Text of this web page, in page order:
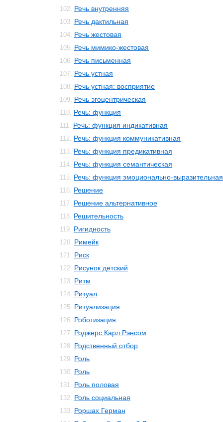
102. Речь внутренняя
103. Речь дактильная
104. Речь жестовая
105. Речь мимико-жестовая
106. Речь письменная
107. Речь устная
108. Речь устная: восприятие
109. Речь эгоцентрическая
110. Речь: функция
111. Речь: функция индикативная
112. Речь: функция коммуникативная
113. Речь: функция предикативная
114. Речь: функция семантическая
115. Речь: функция эмоционально-выразительная
116. Решение
117. Решение альтернативное
118. Решительность
119. Ригидность
120. Римейк
121. Риск
122. Рисунок детский
123. Ритм
124. Ритуал
125. Ритуализация
126. Роботизация
127. Роджерс Карл Рэнсом
128. Родственный отбор
129. Роль
130. Роль
131. Роль половая
132. Роль социальная
133. Роршах Герман